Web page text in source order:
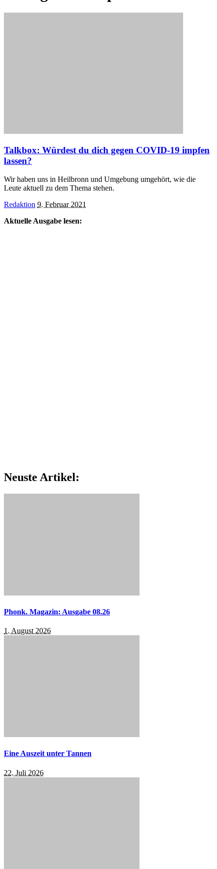
Talkbox: Würdest du dich gegen COVID-19 impfen
lassen?
Wir haben uns in Heilbronn und Umgebung umgehört, wie die
Leute aktuell zu dem Thema stehen.
Posted
Redaktion 9. Februar 2021
Aktuelle Ausgabe lesen:
Neuste Artikel:
Phonk. Magazin: Ausgabe 08.26
1. August 2026
Eine Auszeit unter Tannen
22. Juli 2026